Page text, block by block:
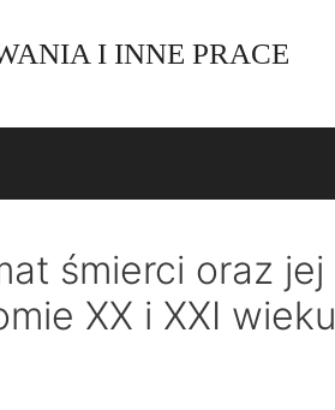
I INNE PRACE
śmierci oraz jej
XX i XXI wieku